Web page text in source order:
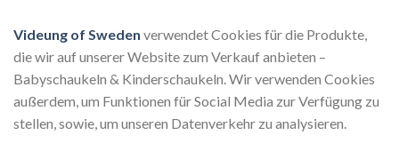
Videung of Sweden verwendet Cookies für die Produkte,
die wir auf unserer Website zum Verkauf anbieten –
Babyschaukeln & Kinderschaukeln. Wir verwenden Cookies
außerdem, um Funktionen für Social Media zur Verfügung zu
stellen, sowie, um unseren Datenverkehr zu analysieren.